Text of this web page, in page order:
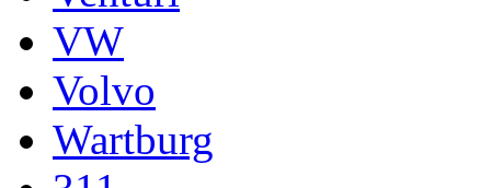
VW
Volvo
Wartburg